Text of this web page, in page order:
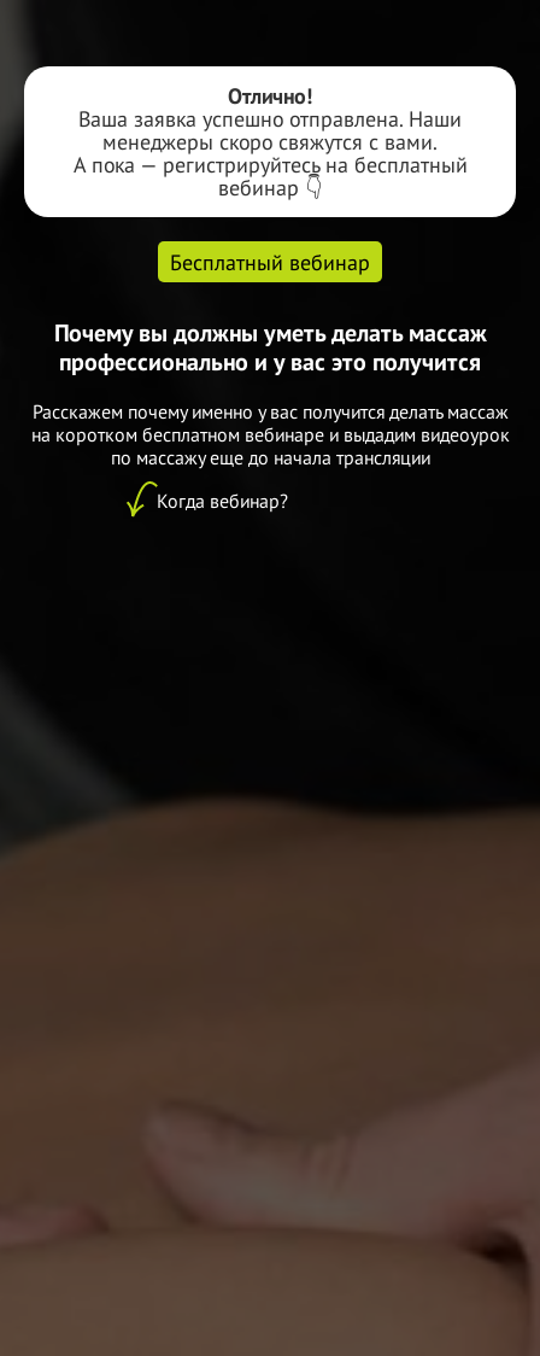
Отлично!
Ваша заявка успешно отправлена. Наши
менеджеры скоро свяжутся с вами.
А пока — регистрируйтесь на бесплатный
вебинар 👇
Бесплатный вебинар
Почему вы должны уметь делать массаж
профессионально и у вас это получится
Расскажем почему именно у вас получится делать массаж
на коротком бесплатном вебинаре и выдадим видеоурок
по массажу еще до начала трансляции
Когда вебинар?